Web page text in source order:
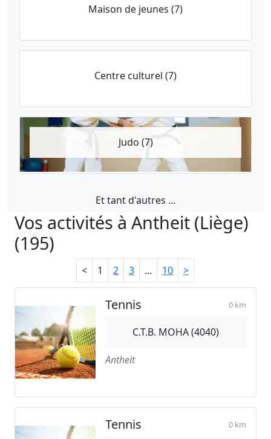
Maison de jeunes (7)
Centre culturel (7)
Judo (7)
Et tant d'autres ...
Vos activités à Antheit (Liège)
(195)
< 1 2 3 ... 10 >
Tennis 0 km
C.T.B. MOHA (4040)
Antheit
Tennis 0 km